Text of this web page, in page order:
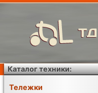
Каталог техники:
Тележки